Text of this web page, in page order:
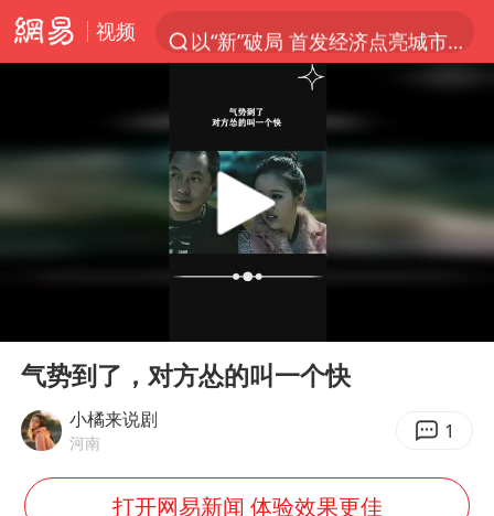
视频
以“新”破局 首发经济点亮城市消费活力
昆明石林火把节
我国编制完成新版全月地质图
宇树科技发行价格150.80元/股
江钨装备：无注入矿山资产安排
台风白海豚即将进入48小时警戒线
扎哈罗娃批广岛市长不提美国原子弹
Play
气势到了，对方怂的叫一个快
小橘来说剧
河南 1
打开网易新闻 体验效果更佳